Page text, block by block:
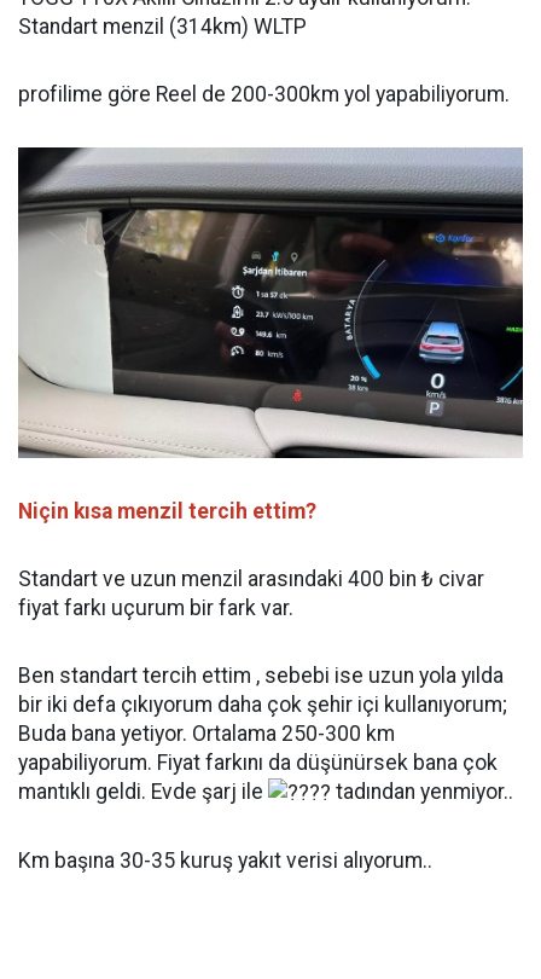
Standart menzil (314km) WLTP
profilime göre Reel de 200-300km yol yapabiliyorum.
Niçin kısa menzil tercih ettim?
Standart ve uzun menzil arasındaki 400 bin ₺ civar
fiyat farkı uçurum bir fark var.
Ben standart tercih ettim , sebebi ise uzun yola yılda
bir iki defa çıkıyorum daha çok şehir içi kullanıyorum;
Buda bana yetiyor. Ortalama 250-300 km
yapabiliyorum. Fiyat farkını da düşünürsek bana çok
mantıklı geldi. Evde şarj ile
tadından yenmiyor..
Km başına 30-35 kuruş yakıt verisi alıyorum..